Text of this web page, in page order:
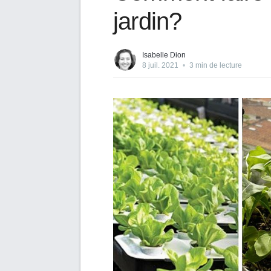
jardin?
Isabelle Dion
8 juil. 2021 • 3 min de lecture